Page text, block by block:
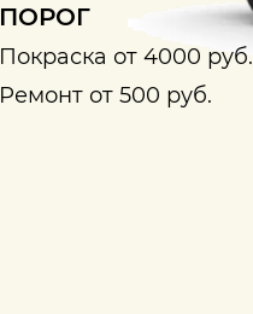
ПОРОГ
Покраска от 4000 руб.
Ремонт от 500 руб.